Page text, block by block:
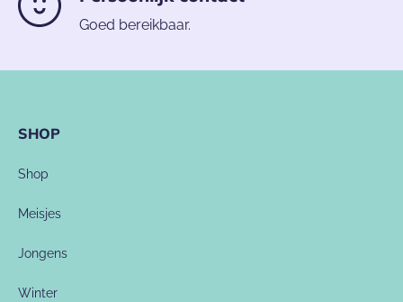
Goed bereikbaar.
SHOP
Shop
Meisjes
Jongens
Winter